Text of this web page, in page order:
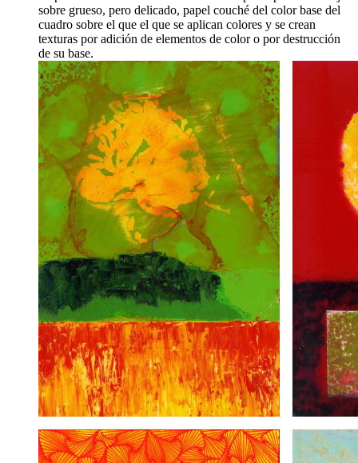
sobre grueso, pero delicado, papel couché del color base del
cuadro sobre el que el que se aplican colores y se crean
texturas por adición de elementos de color o por destrucción
de su base.